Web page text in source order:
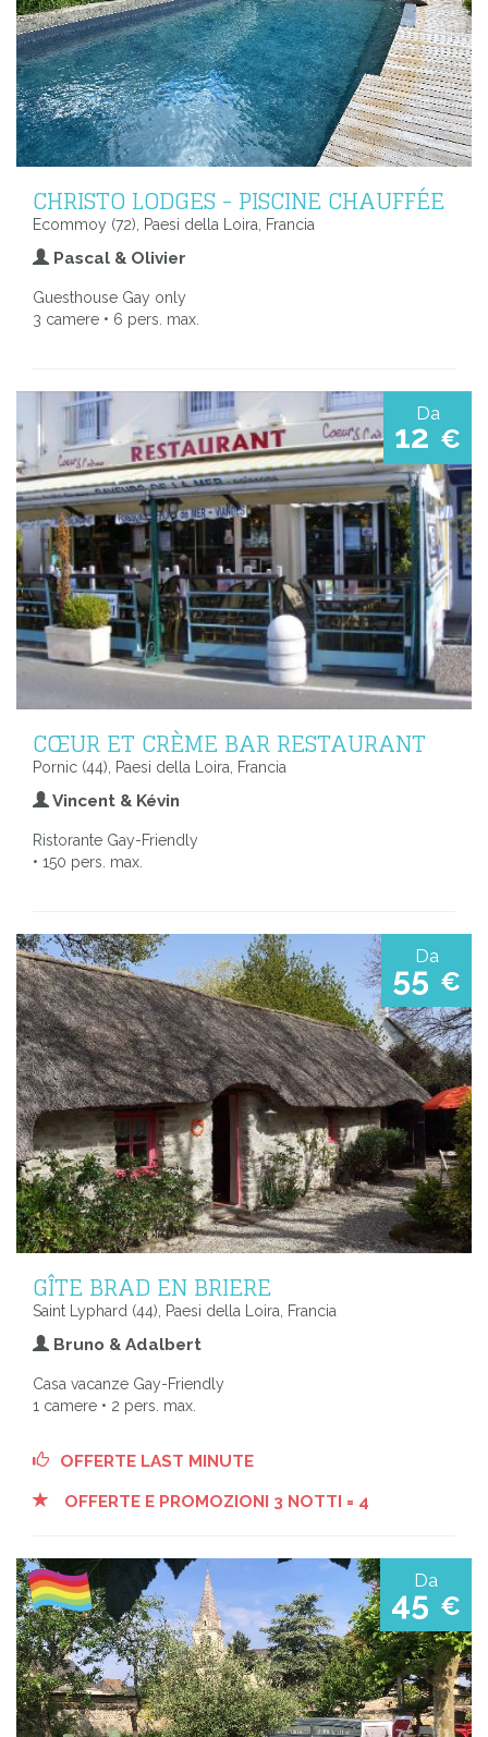
CHRISTO LODGES - PISCINE CHAUFFÉE
Ecommoy (72), Paesi della Loira, Francia
Pascal & Olivier
Guesthouse Gay only
3 camere • 6 pers. max.
Da
12 €
CŒUR ET CRÈME BAR RESTAURANT
Pornic (44), Paesi della Loira, Francia
Vincent & Kévin
Ristorante Gay-Friendly
• 150 pers. max.
Da
55 €
GÎTE BRAD EN BRIERE
Saint Lyphard (44), Paesi della Loira, Francia
Bruno & Adalbert
Casa vacanze Gay-Friendly
1 camere • 2 pers. max.
OFFERTE LAST MINUTE
OFFERTE E PROMOZIONI 3 NOTTI = 4
Da
45 €